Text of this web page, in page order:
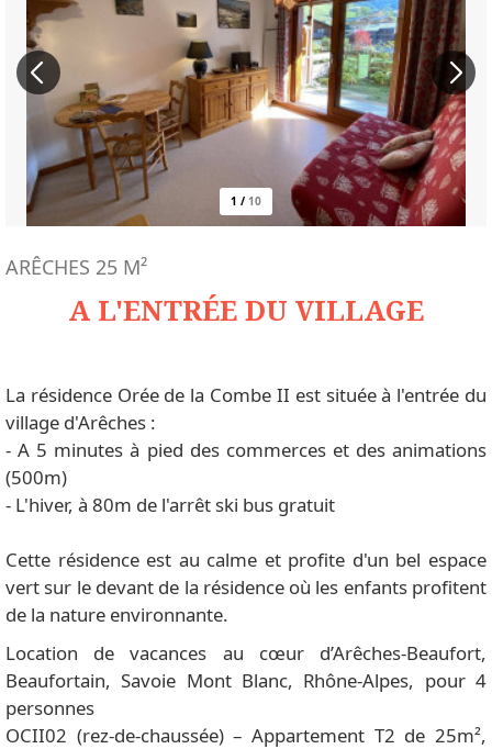
1 / 10
A L'ENTRÉE DU VILLAGE
ARÊCHES 25 M²
La résidence Orée de la Combe II est située à l'entrée du
village d'Arêches :
- A 5 minutes à pied des commerces et des animations
(500m)
- L'hiver, à 80m de l'arrêt ski bus gratuit
Cette résidence est au calme et profite d'un bel espace
vert sur le devant de la résidence où les enfants profitent
de la nature environnante.
Location de vacances au cœur d’Arêches-Beaufort,
Beaufortain, Savoie Mont Blanc, Rhône-Alpes, pour 4
personnes
OCII02 (rez-de-chaussée) – Appartement T2 de 25m²,